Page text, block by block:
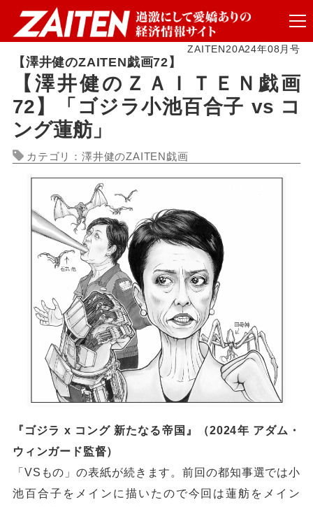
ZAITEN20A24年08月号
【澤井健のZAITEN戯画72】
【澤井健のＺＡＩＴＥＮ戯画
72】「ゴジラ小池百合子 vs コ
ング蓮舫」
カテゴリ：澤井健のZAITEN戯画
『ゴジラ x コング 新たなる帝国』（2024年 アダム・
ウィンガード監督）
「VSもの」の表紙が続きます。前回の都知事選では小
池百合子をメインに描いたので今回は蓮舫をメイン